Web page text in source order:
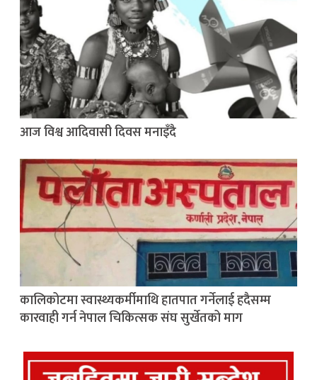
आज विश्व आदिवासी दिवस मनाइँदै
कालिकोटमा स्वास्थ्यकर्मीमाथि हातपात गर्नेलाई हदैसम्म
कारवाही गर्न नेपाल चिकित्सक संघ सुर्खेतको माग